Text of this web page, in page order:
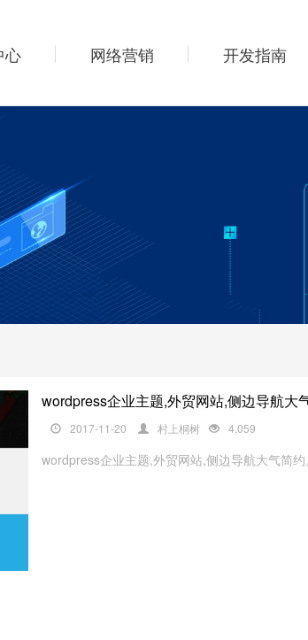
心 网络营销 开发指南
wordpress企业主题,外贸网站,侧边导航大
2017-11-20 村上桐树 4,059
wordpress企业主题,外贸网站,侧边导航大气简约。